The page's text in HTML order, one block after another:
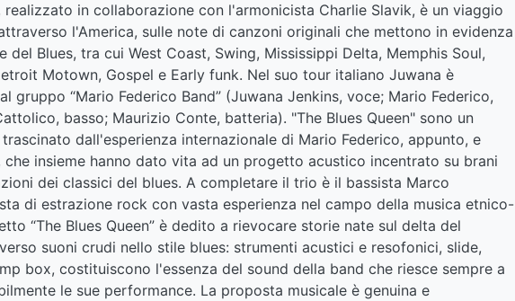
realizzato in collaborazione con l'armonicista Charlie Slavik, è un viaggio
l'America, sulle note di canzoni originali che mettono in evidenza
del Blues, tra cui West Coast, Swing, Mississippi Delta, Memphis Soul,
Motown, Gospel e Early funk. Nel suo tour italiano Juwana è
gruppo “Mario Federico Band” (Juwana Jenkins, voce; Mario Federico,
basso; Maurizio Conte, batteria). "The Blues Queen" sono un
dall'esperienza internazionale di Mario Federico, appunto, e
che insieme hanno dato vita ad un progetto acustico incentrato su brani
dei classici del blues. A completare il trio è il bassista Marco
di estrazione rock con vasta esperienza nel campo della musica etnico-
“The Blues Queen” è dedito a rievocare storie nate sul delta del
suoni crudi nello stile blues: strumenti acustici e resofonici, slide,
box, costituiscono l'essenza del sound della band che riesce sempre a
le sue performance. La proposta musicale è genuina e